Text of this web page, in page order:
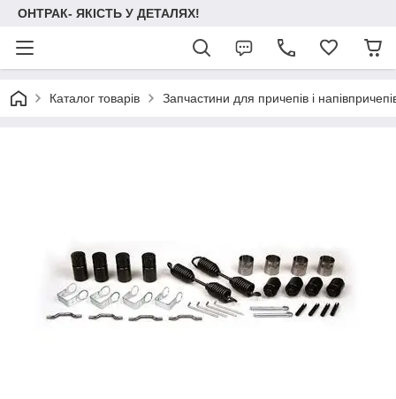
ОНТРАК- ЯКІСТЬ У ДЕТАЛЯХ!
Каталог товарів Запчастини для причепів і